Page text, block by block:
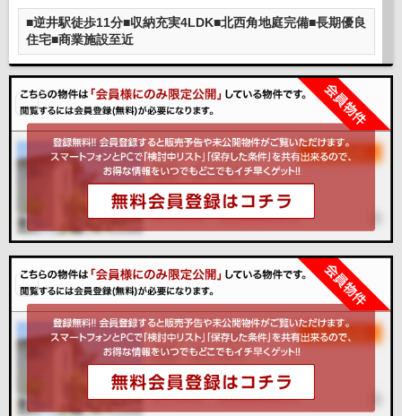
■逆井駅徒歩11分■収納充実4LDK■北西角地庭完備■長期優良
住宅■商業施設至近